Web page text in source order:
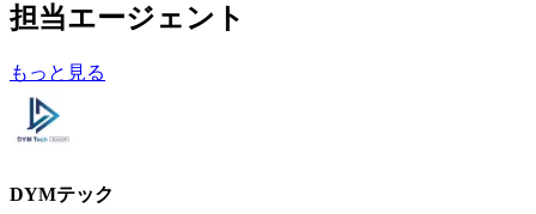
担当エージェント
もっと見る
DYMテック